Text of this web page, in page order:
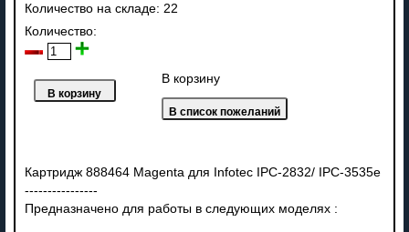
Количество на складе: 22
Количество:
В корзину
Картридж 888464 Magenta для Infotec IPC-2832/ IPC-3535e
----------------
Предназначено для работы в следующих моделях :